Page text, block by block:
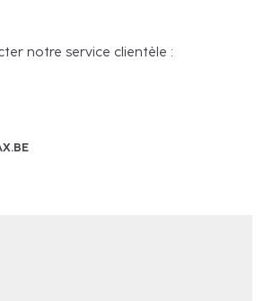
notre service clientèle :